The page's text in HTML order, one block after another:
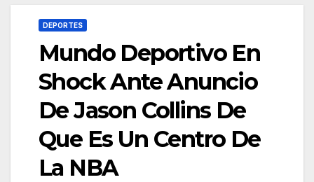
DEPORTES
Mundo Deportivo En
Shock Ante Anuncio
De Jason Collins De
Que Es Un Centro De
La NBA